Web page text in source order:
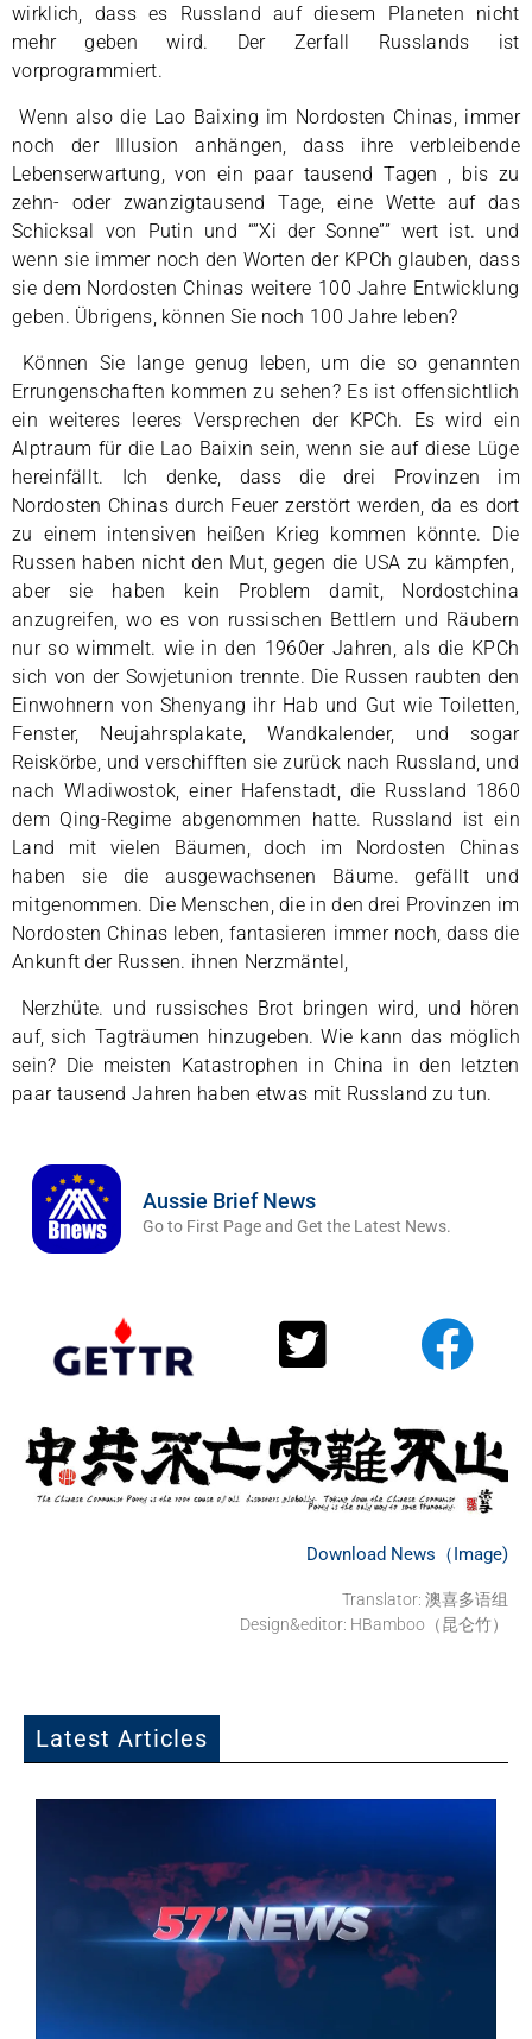
wirklich, dass es Russland auf diesem Planeten nicht
mehr geben wird. Der Zerfall Russlands ist
vorprogrammiert.
Wenn also die Lao Baixing im Nordosten Chinas, immer
noch der Illusion anhängen, dass ihre verbleibende
Lebenserwartung, von ein paar tausend Tagen , bis zu
zehn- oder zwanzigtausend Tage, eine Wette auf das
Schicksal von Putin und “”Xi der Sonne”” wert ist. und
wenn sie immer noch den Worten der KPCh glauben, dass
sie dem Nordosten Chinas weitere 100 Jahre Entwicklung
geben. Übrigens, können Sie noch 100 Jahre leben?
Können Sie lange genug leben, um die so genannten
Errungenschaften kommen zu sehen? Es ist offensichtlich
ein weiteres leeres Versprechen der KPCh. Es wird ein
Alptraum für die Lao Baixin sein, wenn sie auf diese Lüge
hereinfällt. Ich denke, dass die drei Provinzen im
Nordosten Chinas durch Feuer zerstört werden, da es dort
zu einem intensiven heißen Krieg kommen könnte. Die
Russen haben nicht den Mut, gegen die USA zu kämpfen,
aber sie haben kein Problem damit, Nordostchina
anzugreifen, wo es von russischen Bettlern und Räubern
nur so wimmelt. wie in den 1960er Jahren, als die KPCh
sich von der Sowjetunion trennte. Die Russen raubten den
Einwohnern von Shenyang ihr Hab und Gut wie Toiletten,
Fenster, Neujahrsplakate, Wandkalender, und sogar
Reiskörbe, und verschifften sie zurück nach Russland, und
nach Wladiwostok, einer Hafenstadt, die Russland 1860
dem Qing-Regime abgenommen hatte. Russland ist ein
Land mit vielen Bäumen, doch im Nordosten Chinas
haben sie die ausgewachsenen Bäume. gefällt und
mitgenommen. Die Menschen, die in den drei Provinzen im
Nordosten Chinas leben, fantasieren immer noch, dass die
Ankunft der Russen. ihnen Nerzmäntel,
Nerzhüte. und russisches Brot bringen wird, und hören
auf, sich Tagträumen hinzugeben. Wie kann das möglich
sein? Die meisten Katastrophen in China in den letzten
paar tausend Jahren haben etwas mit Russland zu tun.
Aussie Brief News
Go to First Page and Get the Latest News.
Download News（Image)
Translator: 澳喜多语组
Design&editor: HBamboo（昆仑竹）
Latest Articles